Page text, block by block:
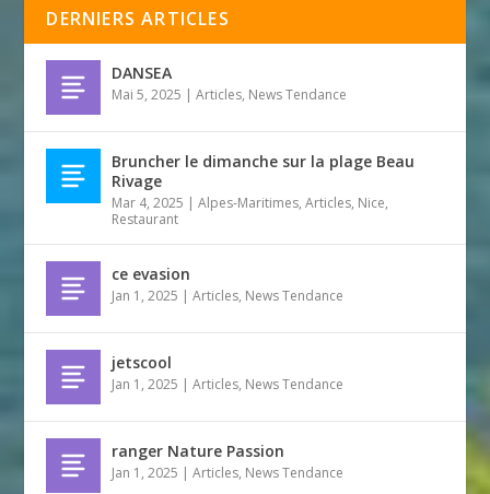
DERNIERS ARTICLES
DANSEA
Mai 5, 2025 |Articles, News Tendance
Bruncher le dimanche sur la plage Beau
Rivage
Mar 4, 2025 |Alpes-Maritimes,Articles, Nice,
Restaurant
ce evasion
Jan 1, 2025 |Articles, News Tendance
jetscool
Jan 1, 2025 |Articles, News Tendance
ranger Nature Passion
Jan 1, 2025 |Articles, News Tendance